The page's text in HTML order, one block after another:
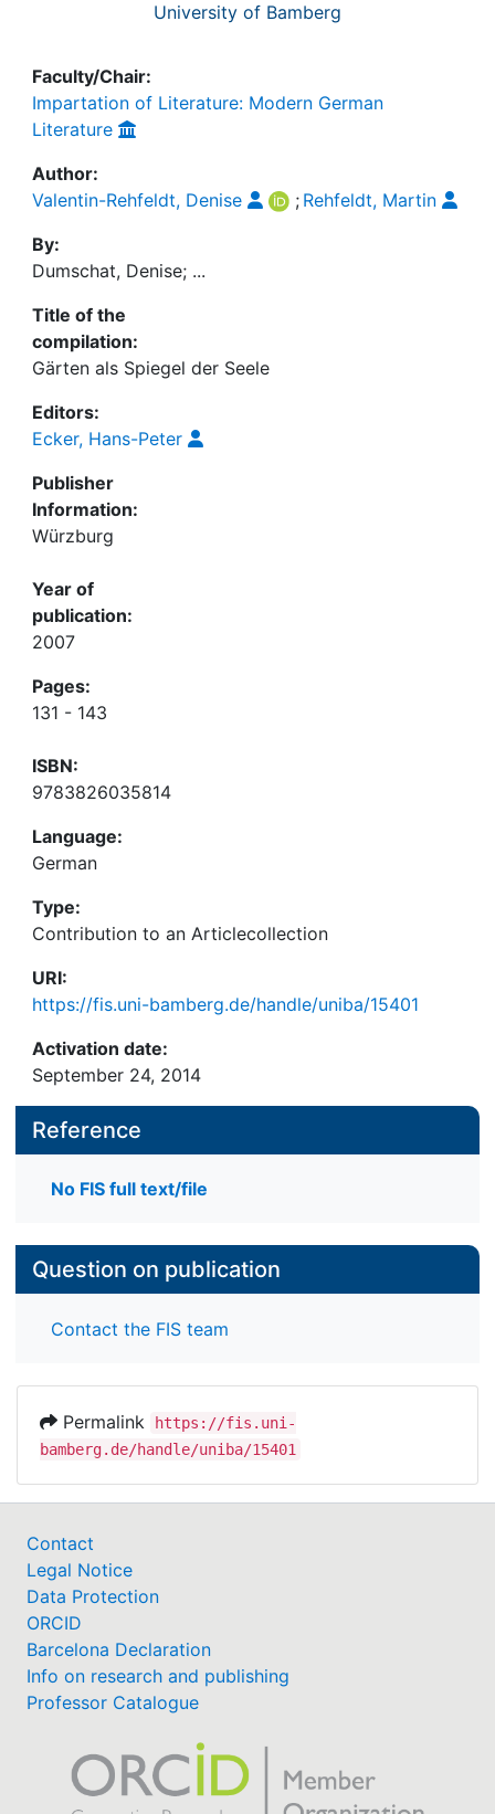
University of Bamberg
Faculty/Chair:
Impartation of Literature: Modern German
Literature
Author:
Valentin-Rehfeldt, Denise
; Rehfeldt, Martin
By:
Dumschat, Denise; ...
Title of the
compilation:
Gärten als Spiegel der Seele
Editors:
Ecker, Hans-Peter
Publisher
Information:
Würzburg
Year of
publication:
2007
Pages:
131 - 143
ISBN:
9783826035814
Language:
German
Type:
Contribution to an Articlecollection
URI:
https://fis.uni-bamberg.de/handle/uniba/15401
Activation date:
September 24, 2014
Reference
No FIS full text/file
Question on publication
Contact the FIS team
Permalink
https://fis.uni-
bamberg.de/handle/uniba/15401
Contact
Legal Notice
Data Protection
ORCID
Barcelona Declaration
Info on research and publishing
Professor Catalogue